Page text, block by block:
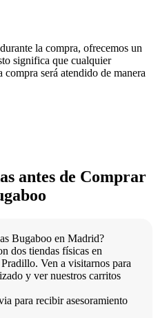
la compra, ofrecemos un
significa que cualquier
será atendido de manera
antes de Comprar
Bugaboo en Madrid?
dos tiendas físicas en
Ven a visitarnos para
y ver nuestros carritos
para recibir asesoramiento